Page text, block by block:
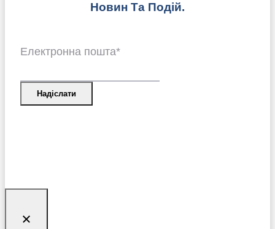
Новин Та Подій.
Електронна пошта*
Надіслати